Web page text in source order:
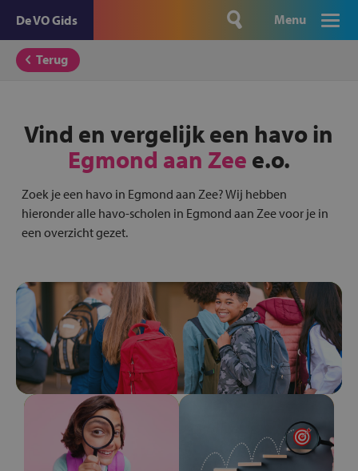
De VO Gids Menu
Terug
Vind en vergelijk een havo in
Egmond aan Zee e.o.
Zoek je een havo in Egmond aan Zee? Wij hebben
hieronder alle havo-scholen in Egmond aan Zee voor je in
een overzicht gezet.